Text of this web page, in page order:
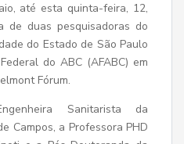
até esta quinta-feira, 12,
de duas pesquisadoras do
do Estado de São Paulo
do ABC (AFABC) em
Fórum.
Sanitarista da
Campos, a Professora PHD